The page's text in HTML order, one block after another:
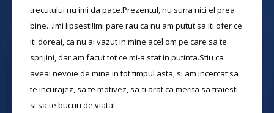
trecutului nu imi da pace.Prezentul, nu suna nici el prea
bine…Imi lipsesti!Imi pare rau ca nu am putut sa iti ofer ce
iti doreai, ca nu ai vazut in mine acel om pe care sa te
sprijini, dar am facut tot ce mi-a stat in putinta.Stiu ca
aveai nevoie de mine in tot timpul asta, si am incercat sa
te incurajez, sa te motivez, sa-ti arat ca merita sa traiesti
si sa te bucuri de viata!